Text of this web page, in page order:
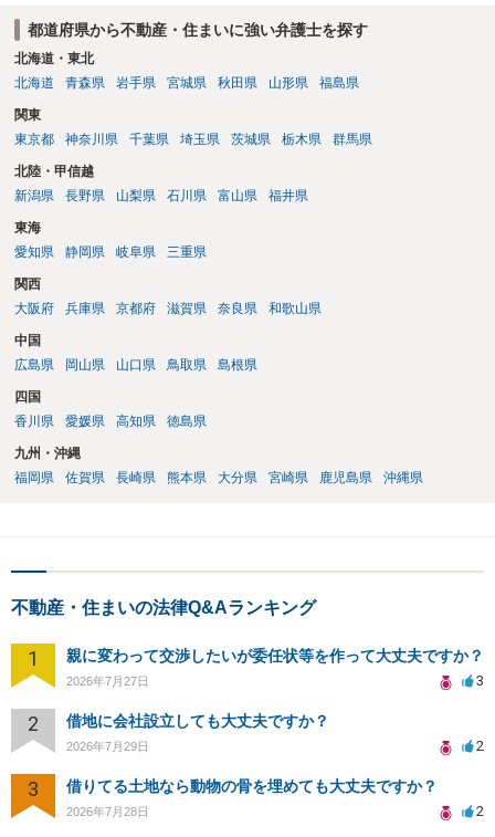
事前に地主へ相談して許可を得るか、土地に直接埋めずに大きめの鉢
植え等で供養する「プランター葬」や、ペット霊園等への納骨を検討
されるのが確実かと思います。
都道府県から不動産・住まいに強い弁護士を探す
北海道・東北
北海道
青森県 岩手県 宮城県 秋田県 山形県 福島県
関東
東京都
神奈川県 千葉県 埼玉県 茨城県 栃木県 群馬県
北陸・甲信越
新潟県
長野県 山梨県 石川県 富山県 福井県
東海
愛知県
静岡県 岐阜県 三重県
関西
大阪府
兵庫県 京都府 滋賀県 奈良県 和歌山県
中国
広島県
岡山県 山口県 鳥取県 島根県
四国
香川県
愛媛県 高知県 徳島県
九州・沖縄
福岡県
佐賀県 長崎県 熊本県 大分県 宮崎県 鹿児島県 沖縄県
不動産・住まいの法律Q&Aランキング
1 親に変わって交渉したいが委任状等を作って大丈夫ですか？
2026年7月27日 3
2 借地に会社設立しても大丈夫ですか？
2026年7月29日 2
3 借りてる土地なら動物の骨を埋めても大丈夫ですか？
2026年7月28日 2